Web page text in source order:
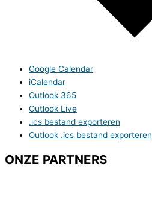
Google Calendar
iCalendar
Outlook 365
Outlook Live
.ics bestand exporteren
Outlook .ics bestand exporteren
ONZE PARTNERS